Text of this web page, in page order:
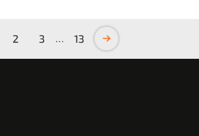
2 3 … 13